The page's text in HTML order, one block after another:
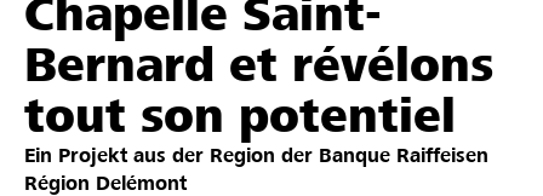
Unterstützen
Chapelle Saint-
Bernard et révélons
tout son potentiel
Ein Projekt aus der Region der Banque Raiffeisen
Région Delémont